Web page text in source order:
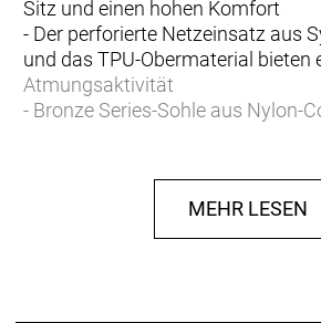
Sitz und einen hohen Komfort
- Der perforierte Netzeinsatz aus
und das TPU-Obermaterial bieten
Atmungsaktivität
- Bronze Series-Sohle aus Nylon-
- Kompatibel mit 3-Loch-
SPD-Cleats (2-Loch-MEHR LESEN